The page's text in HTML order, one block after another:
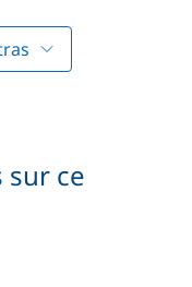
sur ce